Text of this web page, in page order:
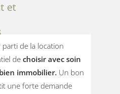
et
de la location
de choisir avec soin
immobilier. Un bon
une forte demande